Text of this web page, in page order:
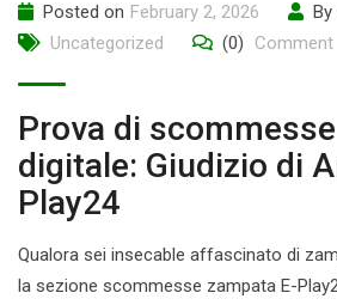
Posted on February 2, 2026 By
Uncategorized
(0) Comment
Prova di
digitale: Giudizio di
Play24
Qualora sei insecable affascinato di
la sezione scommesse zampata E-